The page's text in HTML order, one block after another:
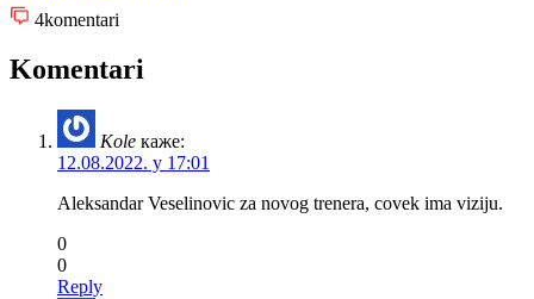
4komentari
Komentari
Kole каже:
12.08.2022. у 17:01
Aleksandar Veselinovic za novog trenera, covek ima viziju.
0
0
Reply